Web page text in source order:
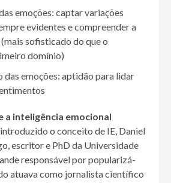
emoções: captar variações
evidentes e compreender a
sofisticado do que o
domínio)
das emoções: aptidão para lidar
a inteligência emocional
o conceito de IE, Daniel
escritor e PhD da Universidade
responsável por popularizá-
atuava como jornalista científico